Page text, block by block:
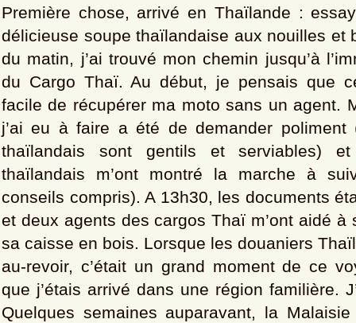
Première chose, arrivé en Thaïlande :
délicieuse soupe thaïlandaise aux nouilles et
du matin, j’ai trouvé mon chemin jusqu’à
du Cargo Thaï. Au début, je pensais que
facile de récupérer ma moto sans un agent.
j’ai eu à faire a été de demander poliment
thaïlandais sont gentils et serviables)
thaïlandais m’ont montré la marche à
conseils compris). A 13h30, les documents
et deux agents des cargos Thaï m’ont aidé à
sa caisse en bois. Lorsque les douaniers
au-revoir, c’était un grand moment de ce
que j’étais arrivé dans une région familière.
Quelques semaines auparavant, la